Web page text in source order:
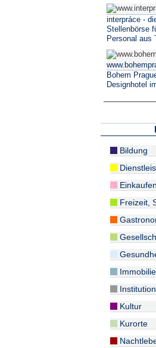
interpráce -
Stellenbörse
Personal aus
Bohem
Designhotel
Bildung
Einkaufen
Freizeit,
Kultur
Kurorte